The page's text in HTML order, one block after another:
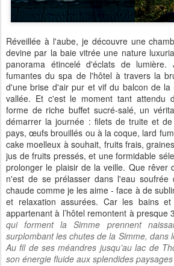
Réveillée à l'aube, je découvre une
devine par la baie vitrée une nature
panorama étincelé d'éclats de lumière.
fumantes du spa de l'hôtel à travers la
d'une brise d'air pur et vif du balcon de
vallée. Et c'est le moment tant attendu
forme de riche buffet sucré-salé, un
démarrer la journée : filets de truite et
pays, œufs brouillés ou à la coque, lard
cake moelleux à souhait, fruits frais,
jus de fruits pressés, et une formidable
prolonger le plaisir de la veille. Que rêver
n'est de se prélasser dans l'eau
chaude comme je les aime - face à de
et relaxation assurées. Car les bains
appartenant à l’hôtel remontent à presque
qui forment la Simme prennent
surplombant les chutes de la Simme, dans
Au fil de ses méandres jusqu’au lac de
son énergie fluide aux splendides